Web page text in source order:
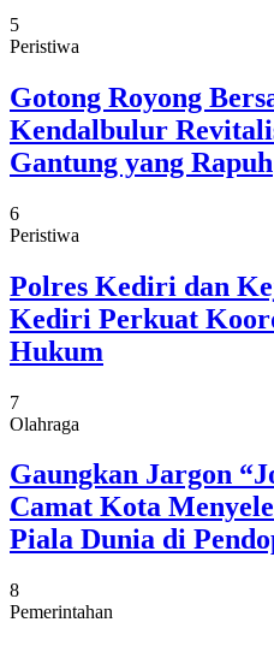
5
Peristiwa
Gotong Royong
Kendalbulur
Gantung yang Rapuh
6
Peristiwa
Polres Kediri dan
Kediri Perkuat
Hukum
7
Olahraga
Gaungkan Jargon
Camat Kota
Piala Dunia di
8
Pemerintahan